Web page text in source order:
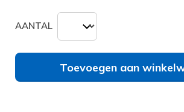
AANTAL
Toevoegen aan